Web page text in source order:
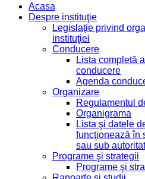
Acasa
Despre instituţie
Legislaţie privind
instituţiei
Conducere
Lista completă
conducere
Agenda
Organizare
Regulamentul
Organigrama
Lista şi datele
funcţionează în
sau sub
Programe şi strategii
Programe şi